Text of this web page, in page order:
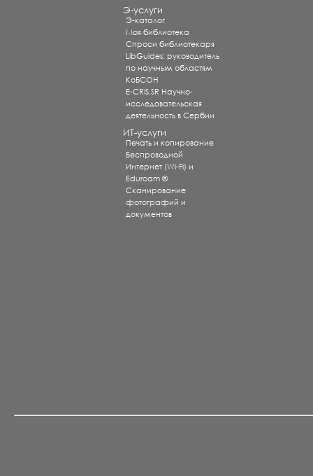
Э-услуги
Э-каталог
Моя библиотека
Спроси библиотекаря
LibGuides: руководитель
по научным областям
КоБСОН
E-CRIS.SR Научно-
исследовательская
деятельность в Сербии
ИТ-услуги
Печать и копирование
Беспроводной
Интернет (Wi-Fi) и
Eduroam ®
Сканирование
фотографий и
документов